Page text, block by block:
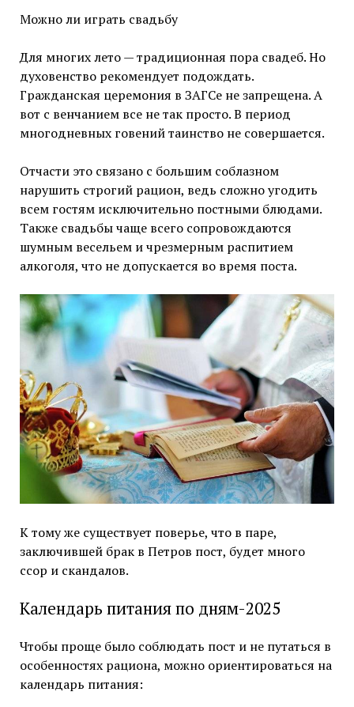
Можно ли играть свадьбу
Для многих лето — традиционная пора свадеб. Но
духовенство рекомендует подождать.
Гражданская церемония в ЗАГСе не запрещена. А
вот с венчанием все не так просто. В период
многодневных говений таинство не совершается.
Отчасти это связано с большим соблазном
нарушить строгий рацион, ведь сложно угодить
всем гостям исключительно постными блюдами.
Также свадьбы чаще всего сопровождаются
шумным весельем и чрезмерным распитием
алкоголя, что не допускается во время поста.
К тому же существует поверье, что в паре,
заключившей брак в Петров пост, будет много
ссор и скандалов.
Календарь питания по дням-2025
Чтобы проще было соблюдать пост и не путаться в
особенностях рациона, можно ориентироваться на
календарь питания: